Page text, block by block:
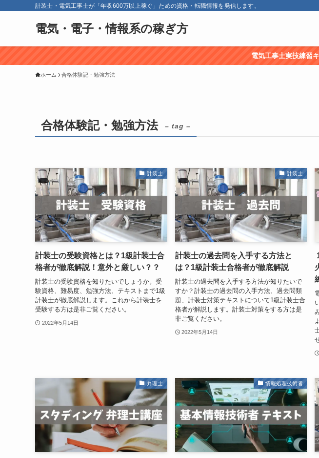
計装士・電気工事士が「年収600万以上稼ぐ」ための資格・転職情報を発信します。
電気・電子・情報系の稼ぎ方
電気工事士実技練習
ホーム 合格体験記・勉強方法
合格体験記・勉強方法 – tag –
計装士
計装士の受験資格とは？1級計装士合
格者が徹底解説！意外と厳しい？？
計装士の受験資格を知りたいでしょうか。受
験資格、難易度、勉強方法、テキストまで1級
計装士が徹底解説します。これから計装士を
受験する方は是非ご覧ください。
2022年5月14日
計装士
計装士の過去問を入手する方法と
は？1級計装士合格者が徹底解説
計装士の過去問を入手する方法が知りたいで
すか？計装士の過去問の入手方法、過去問類
題、計装士対策テキストについて1級計装士合
格者が解説します。計装士対策をする方は是
非ご覧ください。
2022年5月14日
弁理士 情報処理技術者